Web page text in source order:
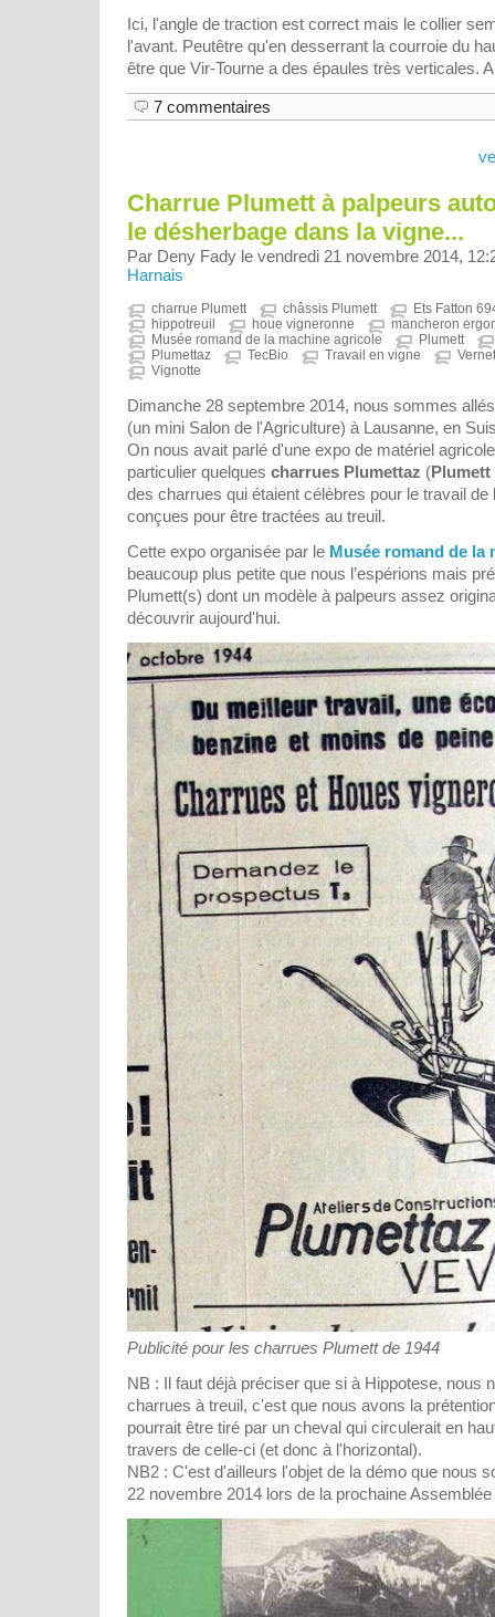
Ici, l'angle de traction est correct mais le collier
l'avant. Peutêtre qu'en desserrant la courroie du
être que Vir-Tourne a des épaules très verticales.
7 commentaires
Charrue Plumett à palpeurs
le désherbage dans la vigne...
Par Deny Fady le vendredi 21 novembre 2014,
Harnais
charrue Plumett châssis Plumett
Ets Fatton
hippotreuil
houe vigneronne
mancheron
Musée romand de la machine agricole
Plumett
Plumettaz
TecBio Travail en vigne
Vignotte
Dimanche 28 septembre 2014, nous sommes
(un mini Salon de l'Agriculture) à Lausanne, en
On nous avait parlé d'une expo de matériel
particulier quelques charrues Plumettaz (Plumett
des charrues qui étaient célèbres pour le travail de
conçues pour être tractées au treuil.
Cette expo organisée par le Musée romand de la
beaucoup plus petite que nous l’espérions mais
Plumett(s) dont un modèle à palpeurs assez
découvrir aujourd'hui.
Publicité pour les charrues Plumett de 1944
NB : Il faut déjà préciser que si à Hippotese, nous
charrues à treuil, c'est que nous avons la
pourrait être tiré par un cheval qui circulerait en
travers de celle-ci (et donc à l'horizontal).
NB2 : C'est d'ailleurs l'objet de la démo que nous
22 novembre 2014 lors de la prochaine